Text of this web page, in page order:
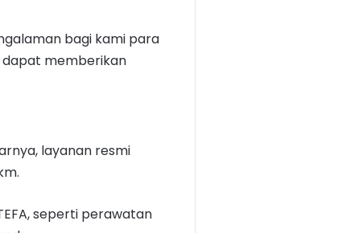
bagi kami para
dapat memberikan
layanan resmi
seperti perawatan